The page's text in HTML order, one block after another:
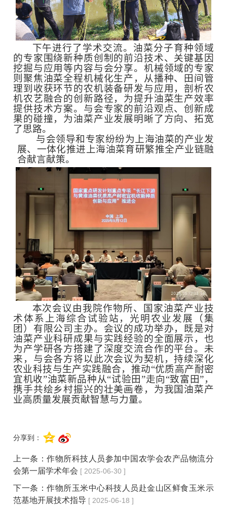
下午进行了学术交流。油菜分子育种领域
的专家围绕新种质创制的前沿技术、关键基因
挖掘与应用等内容与会分享。机械领域的专家
则聚焦油菜全程机械化生产，从播种、田间管
理到收获环节的农机装备研发与应用，剖析农
机农艺融合的创新路径，为提升油菜生产效率
提供技术方案。与会专家的前沿观点、创新成
果的碰撞，为油菜产业发展明晰了方向、拓宽
了思路。
与会领导和专家纷纷为上海油菜的产业发
展、一体化推进上海油菜育研繁推全产业链融
合献言献策。
本次会议由我院作物所、国家油菜产业技
术体系上海综合试验站， 光明农业发展（集
团）有限公司主办。 会议的成功举办，既是对
油菜产业科研成果与实践经验的全面展示，也
为产学研各方搭建了深度交流合作的平台。未
来，与会各方将以此次会议为契机，持续深化
农业科技与生产实践融合，推动“优质高产耐密
宜机收”油菜新品种从“试验田”走向“致富田”，
携手共绘乡村振兴的壮美画卷，为我国油菜产
业高质量发展贡献智慧与力量。
分享到：
上一条：作物所科技人员参加中国农学会农产品物流分
会第一届学术年会 [ 2025-06-30 ]
下一条：作物所玉米中心科技人员赴金山区鲜食玉米示
范基地开展技术指导 [ 2025-06-18 ]